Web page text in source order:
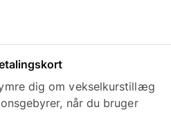
dig om vekselkurstillæg
når du bruger